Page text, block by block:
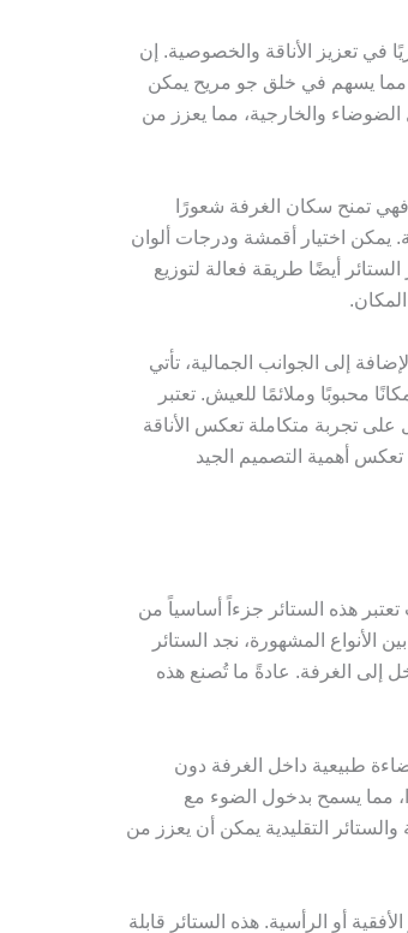
في تعزيز الأناقة والخصوصية. إن
مما يسهم في خلق جو مريح يمكن
الضوضاء والخارجية، مما يعزز من
تمنح سكان الغرفة شعورًا
يمكن اختيار أقمشة ودرجات ألوان
أيضًا طريقة فعالة لتوزيع
إلى الجوانب الجمالية، تأتي
محبوبًا وملائمًا للعيش. تعتبر
على تجربة متكاملة تعكس الأناقة
أهمية التصميم الجيد
تعتبر هذه الستائر جزءاً أساسياً من
المشهورة، نجد الستائر
إلى الغرفة. عادةً ما تُصنع هذه
طبيعية داخل الغرفة دون
مما يسمح بدخول الضوء مع
التقليدية يمكن أن يعزز من
أو الرأسية. هذه الستائر قابلة